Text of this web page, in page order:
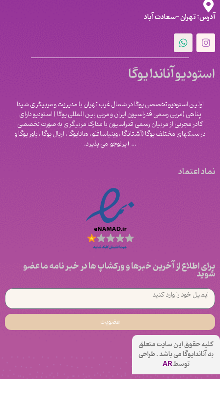
آدرس: تهران -سعادت آباد
استودیو آناندا یوگا
اولین استودیو تخصصی یوگا در شمال غرب تهران با مدیریت و مربیگری شیدا
پناهی (مربی رسمی فدراسیون ایران و مربی بین المللی یوگا ) استودیو دارای
کادر مجربی از مربیان رسمی فدراسیون با مدارک مربیگری به صورت تخصصی
در سبکهای مختلف یوگا (آشتانگا ، وینیاسافلو ، هاتایوگا ، اریال یوگا ، پاور یوگا و
‌… ) پرتوجو می پذیرد.
نماد اعتماد
برای اطلاع از آخرین خبرها و ورکشاپ ها در خبر نامه ما عضو
شوید
عضویت
کلیه حقوق این سایت متعلق
به آناندایوگا می باشد . طراحی
توسطAR